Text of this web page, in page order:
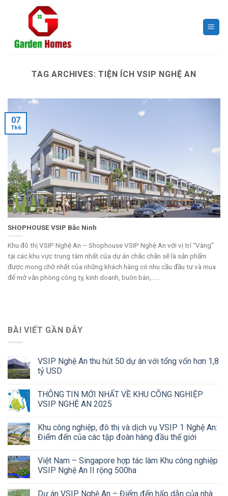
TAG ARCHIVES:TIỆN ÍCH VSIP NGHỆ AN
SHOPHOUSE VSIP Bắc Ninh
Khu đô thị VSIP Nghệ An – Shophouse VSIP Nghệ An với vị trí “Vàng”
tại các khu vực trung tâm nhất của dự án chắc chắn sẽ là sản phẩm
được mong chờ nhất của những khách hàng có nhu cầu đầu tư và mua
để mở văn phòng công ty, kinh doanh, buôn bán,......
07
Th6
BÀI VIẾT GẦN ĐÂY
VSIP Nghệ An thu hút 50 dự án với tổng vốn hơn 1,8
tỷ USD
THÔNG TIN MỚI NHẤT VỀ KHU CÔNG NGHIỆP
VSIP NGHỆ AN 2025
Khu công nghiệp, đô thị và dịch vụ VSIP 1 Nghệ An:
Điểm đến của các tập đoàn hàng đầu thế giới
Việt Nam – Singapore hợp tác làm Khu công nghiệp
VSIP Nghệ An II rộng 500ha
Dự án VSIP Nghệ An – Điểm đến hấp dẫn của nhà